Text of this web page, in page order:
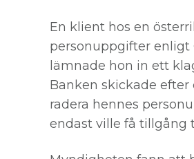
En klient hos en
personuppgifter enligt
lämnade hon in ett
Banken skickade
radera hennes
endast ville få tillgång